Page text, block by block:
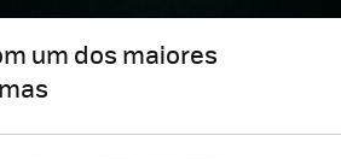
um dos maiores